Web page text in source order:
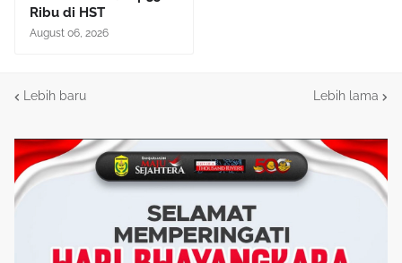
Ribu di HST
August 06, 2026
Lebih baru Lebih lama